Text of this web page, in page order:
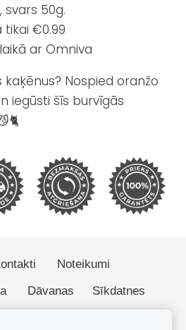
svars 50g.
€0.99
ar Omniva
Nospied oranžo
iegūsti šīs burvīgās
Noteikumi
Dāvanas Sīkdatnes